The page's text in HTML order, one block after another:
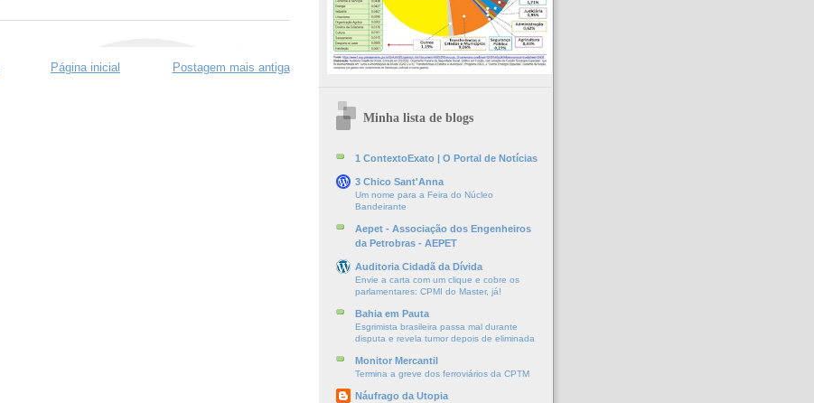
Postagem mais antiga
Página inicial
Minha lista de blogs
1 ContextoExato | O Portal de Notícias
3 Chico Sant'Anna
Um nome para a Feira do Núcleo
Bandeirante
Aepet - Associação dos Engenheiros
da Petrobras - AEPET
Auditoria Cidadã da Dívida
Envie a carta com um clique e cobre os
parlamentares: CPMI do Master, já!
Bahia em Pauta
Esgrimista brasileira passa mal durante
disputa e revela tumor depois de eliminada
Monitor Mercantil
Termina a greve dos ferroviários da CPTM
Náufrago da Utopia